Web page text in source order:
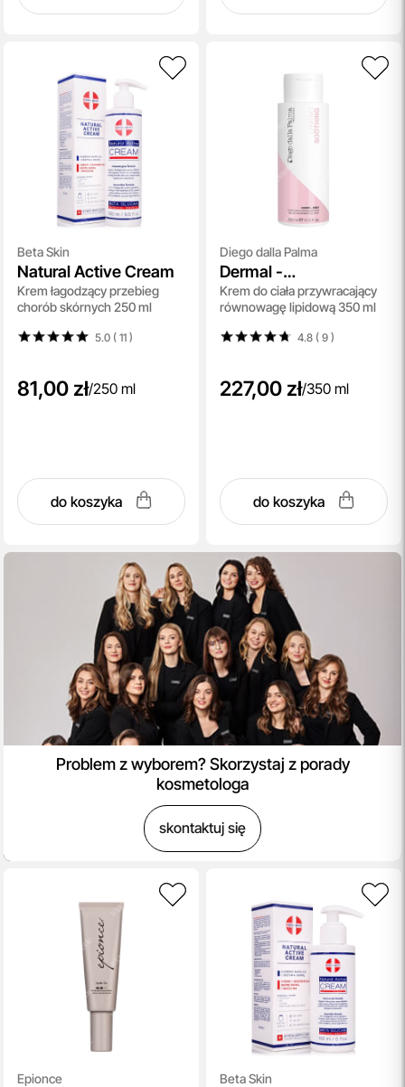
Beta Skin
Natural Active Cream
Krem łagodzący przebieg
chorób skórnych 250 ml
5.0 ( 11)
81,00 zł/250 ml
do koszyka
Diego dalla Palma
Dermal -
Liporebalancing
Cream
Krem do ciała przywracający
równowagę lipidową 350 ml
4.8 ( 9)
227,00 zł/350 ml
do koszyka
Problem z wyborem? Skorzystaj z porady
kosmetologa
skontaktuj się
Epionce Beta Skin